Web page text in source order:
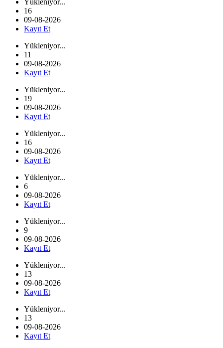
Yükleniyor...
16
09-08-2026
Kayıt Et
Yükleniyor...
11
09-08-2026
Kayıt Et
Yükleniyor...
19
09-08-2026
Kayıt Et
Yükleniyor...
16
09-08-2026
Kayıt Et
Yükleniyor...
6
09-08-2026
Kayıt Et
Yükleniyor...
9
09-08-2026
Kayıt Et
Yükleniyor...
13
09-08-2026
Kayıt Et
Yükleniyor...
13
09-08-2026
Kayıt Et